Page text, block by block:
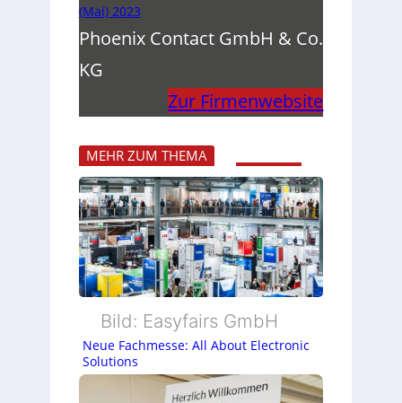
(Mai) 2023
Phoenix Contact GmbH & Co.
KG
Zur Firmenwebsite
MEHR ZUM THEMA
Bild: Easyfairs GmbH
Neue Fachmesse: All About Electronic
Solutions